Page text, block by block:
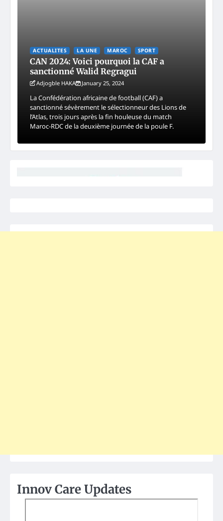
ACTUALITES LA UNE MAROC SPORT
CAN 2024: Voici pourquoi la CAF a
sanctionné Walid Regragui
Adjogble HAKA January 25, 2024
La Confédération africaine de football (CAF) a
sanctionné sévèrement le sélectionneur des Lions de
l’Atlas, trois jours après la fin houleuse du match
Maroc-RDC de la deuxième journée de la poule F.
Innov Care Updates